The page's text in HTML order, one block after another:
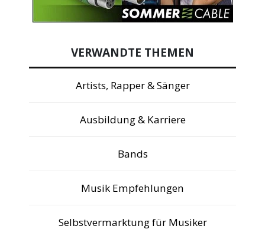
VERWANDTE THEMEN
Artists, Rapper & Sänger
Ausbildung & Karriere
Bands
Musik Empfehlungen
Selbstvermarktung für Musiker